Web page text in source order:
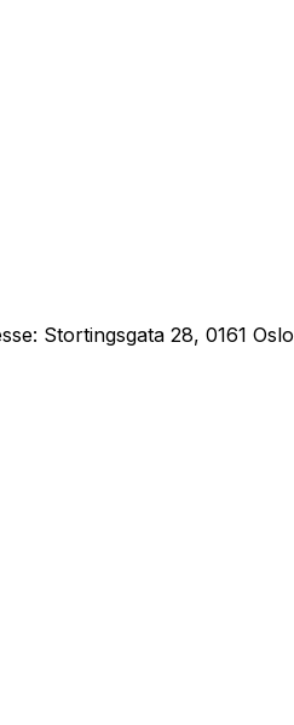
Stortingsgata 28, 0161 Oslo